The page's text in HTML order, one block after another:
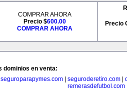
COMPRAR AHORA
Precio $600.00
COMPRAR AHORA
Precio
dominios en venta:
seguroparapymes.com| seguroderetiro.com|
remerasdefutbol.com